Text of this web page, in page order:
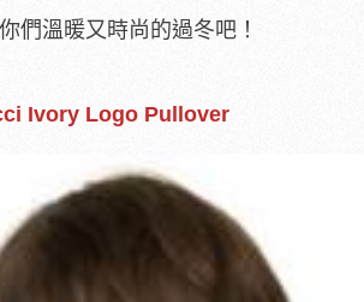
們溫暖又時尚的過冬吧！
Ivory Logo Pullover